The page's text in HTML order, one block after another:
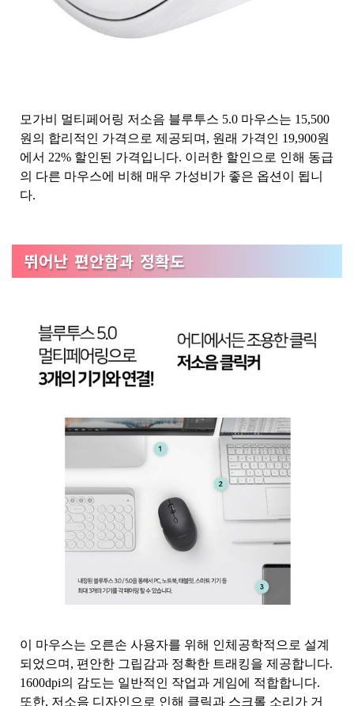
모가비 멀티페어링 저소음 블루투스 5.0 마우스는 15,500
원의 합리적인 가격으로 제공되며, 원래 가격인 19,900원
에서 22% 할인된 가격입니다. 이러한 할인으로 인해 동급
의 다른 마우스에 비해 매우 가성비가 좋은 옵션이 됩니
다.
뛰어난 편안함과 정확도
이 마우스는 오른손 사용자를 위해 인체공학적으로 설계
되었으며, 편안한 그립감과 정확한 트래킹을 제공합니다.
1600dpi의 감도는 일반적인 작업과 게임에 적합합니다.
또한, 저소음 디자인으로 인해 클릭과 스크롤 소리가 거